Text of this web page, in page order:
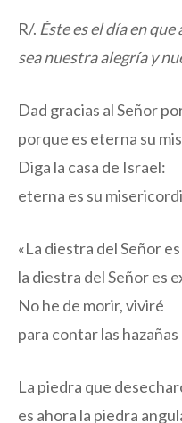
R/. Éste es el día en
sea nuestra alegría y
Dad gracias al Señor
porque es eterna su
Diga la casa de Israel:
eterna es su
«La diestra del Señor
la diestra del Señor es
No he de morir, viviré
para contar las hazañas
La piedra que
es ahora la piedra